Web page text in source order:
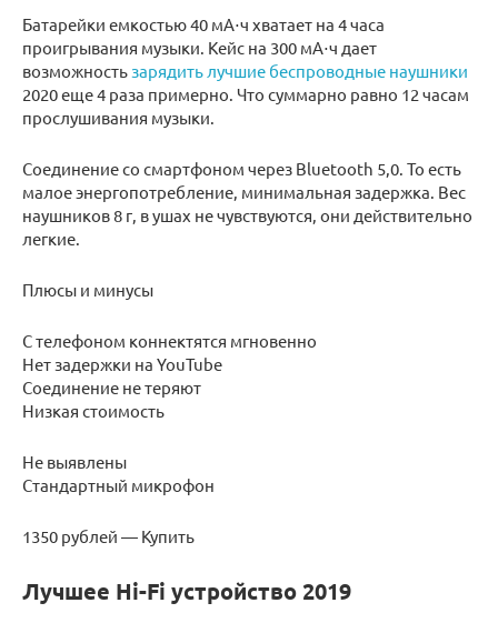
Батарейки емкостью 40 мА⋅ч хватает на 4 часа
проигрывания музыки. Кейс на 300 мА⋅ч дает
возможность зарядить лучшие беспроводные наушники
2020 еще 4 раза примерно. Что суммарно равно 12 часам
прослушивания музыки.
Соединение со смартфоном через Bluetooth 5,0. То есть
малое энергопотребление, минимальная задержка. Вес
наушников 8 г, в ушах не чувствуются, они действительно
легкие.
Плюсы и минусы
С телефоном коннектятся мгновенно
Нет задержки на YouTube
Соединение не теряют
Низкая стоимость
Не выявлены
Стандартный микрофон
1350 рублей — Купить
Лучшее Hi-Fi устройство 2019